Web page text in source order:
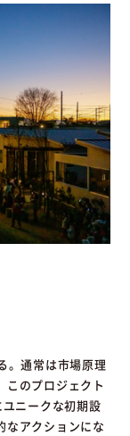
。通常は市場原理
このプロジェクト
ニークな初期設
なアクションにな